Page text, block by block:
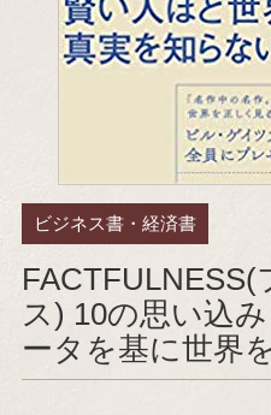
ビジネス書・経済書
ス) 10の思い込
ータを基に世界